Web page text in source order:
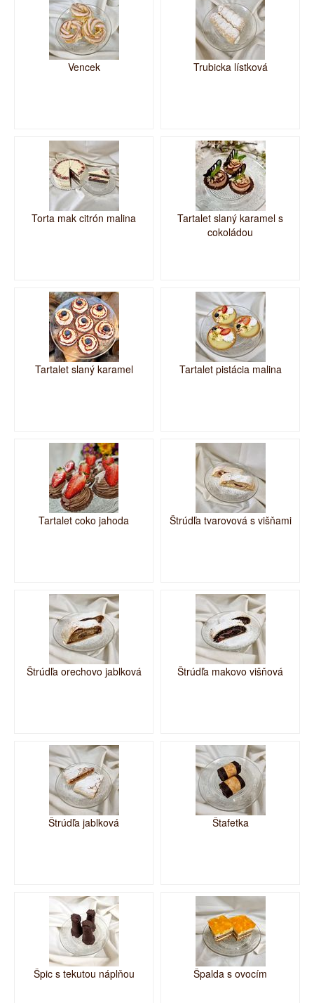
Vencek Trubicka lístková
Torta mak citrón malina
Tartalet slaný karamel s
cokoládou
Tartalet slaný karamel Tartalet pistácia malina
Tartalet coko jahoda Štrúdľa tvarovová s višňami
Štrúdľa orechovo jablková Štrúdľa makovo višňová
Štrúdľa jablková Štafetka
Špic s tekutou náplňou Špalda s ovocím